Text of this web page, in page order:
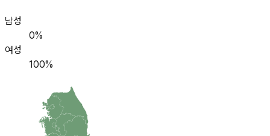
남성
0%
여성
100%